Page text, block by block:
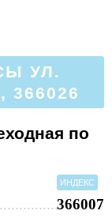
УЛ.
по
ИНДЕКС
366007